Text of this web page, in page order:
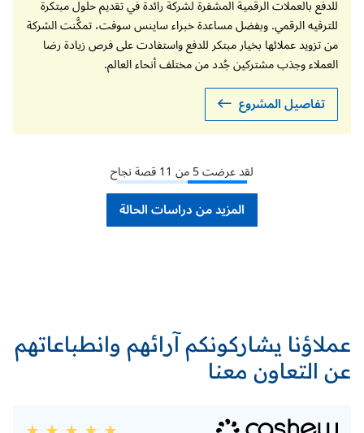
للدفع بالعملات الرقمية المشفرة لشركة رائدة في تقديم حلول مبتكرة
للترفيه الرقمي. وبفضل مساعدة خبراء ساينس سوفت، تمكَّنت الشركة
من تزويد عملائها بخيار مبتكر للدفع واستفادت على فرص زيادة رضا
العملاء وجذب مشتركين جُدد من مختلف أنحاء العالم.
تفاصيل المشروع
لقد عرضت5من 11قصة نجاح
المزيد من دراسات الحالة
عملاؤنا يشاركونكم آرائهم وانطباعاتهم
عن التعاون معنا